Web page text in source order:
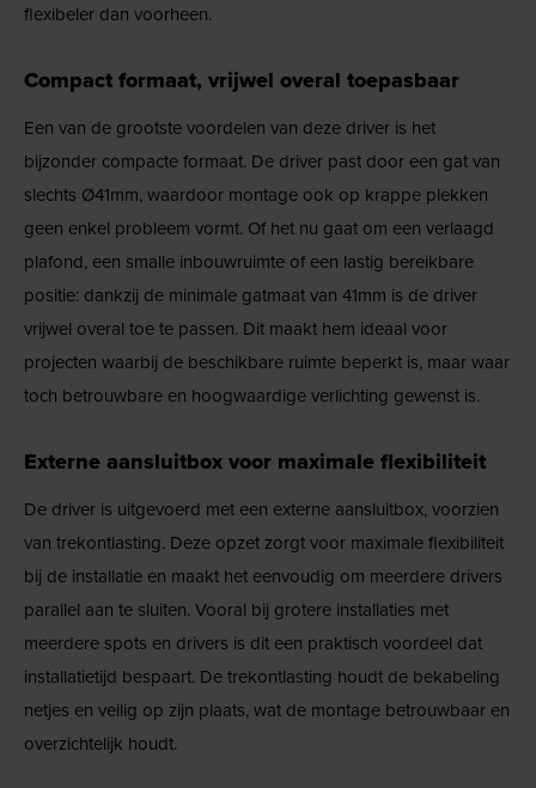
flexibeler dan voorheen.
Compact formaat, vrijwel overal toepasbaar
Een van de grootste voordelen van deze driver is het
bijzonder compacte formaat. De driver past door een gat van
slechts Ø41mm, waardoor montage ook op krappe plekken
geen enkel probleem vormt. Of het nu gaat om een verlaagd
plafond, een smalle inbouwruimte of een lastig bereikbare
positie: dankzij de minimale gatmaat van 41mm is de driver
vrijwel overal toe te passen. Dit maakt hem ideaal voor
projecten waarbij de beschikbare ruimte beperkt is, maar waar
toch betrouwbare en hoogwaardige verlichting gewenst is.
Externe aansluitbox voor maximale flexibiliteit
De driver is uitgevoerd met een externe aansluitbox, voorzien
van trekontlasting. Deze opzet zorgt voor maximale flexibiliteit
bij de installatie en maakt het eenvoudig om meerdere drivers
parallel aan te sluiten. Vooral bij grotere installaties met
meerdere spots en drivers is dit een praktisch voordeel dat
installatietijd bespaart. De trekontlasting houdt de bekabeling
netjes en veilig op zijn plaats, wat de montage betrouwbaar en
overzichtelijk houdt.